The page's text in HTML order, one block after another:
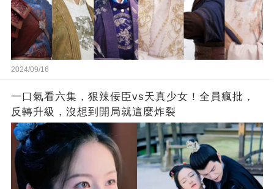
2024/09/16
一口氣看六集，狠辣佞臣vs天真少女！全員瘋批，
反轉升級，沒想到開局就這麼炸裂